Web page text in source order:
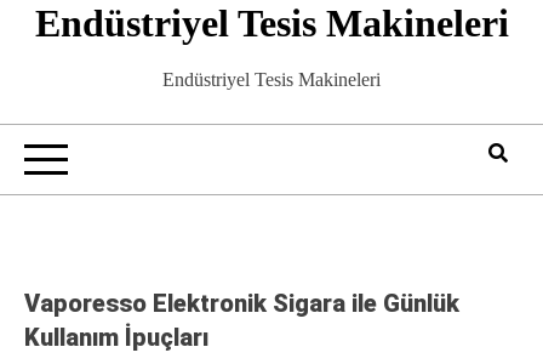
Endüstriyel Tesis Makineleri
Endüstriyel Tesis Makineleri
Vaporesso Elektronik Sigara ile Günlük
Kullanım İpuçları